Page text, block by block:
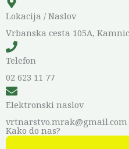
*
Lokacija / Naslov
Vrbanska cesta 105A,
Telefon
02 623 11 77
Elektronski naslov
vrtnarstvo.mrak@gmail.com
Kako do nas?